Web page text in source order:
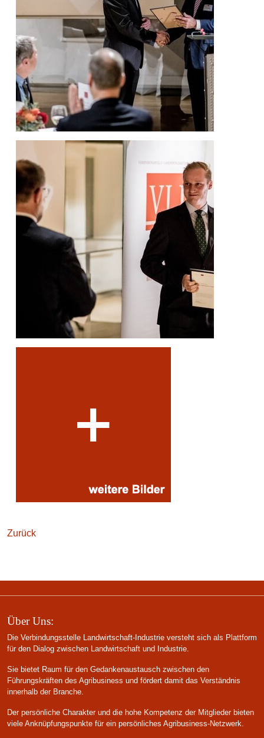
Zurück
Über Uns:
Die Verbindungsstelle Landwirtschaft-Industrie versteht sich als Plattform
für den Dialog zwischen Landwirtschaft und Industrie.
Sie bietet Raum für den Gedankenaustausch zwischen den
Führungskräften des Agribusiness und fördert damit das Verständnis
innerhalb der Branche.
Der persönliche Charakter und die hohe Kompetenz der Mitglieder bieten
viele Anknüpfungspunkte für ein persönliches Agribusiness-Netzwerk.